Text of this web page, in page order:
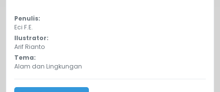
Penulis:
Eci F.E.
Ilustrator:
Arif Rianto
Tema:
Alam dan Lingkungan